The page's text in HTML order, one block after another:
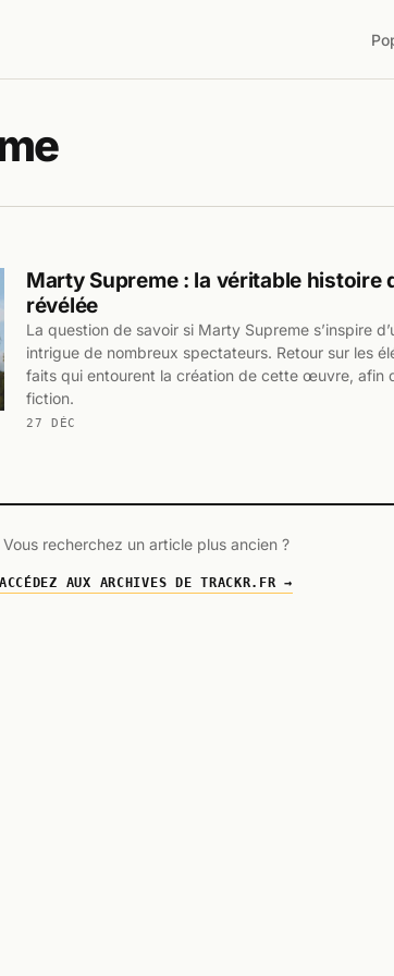
Marty Supreme : la véritable histoire
révélée
La question de savoir si Marty Supreme s’inspire
intrigue de nombreux spectateurs. Retour sur les
faits qui entourent la création de cette œuvre, afin
fiction.
27 DÉC
Vous recherchez un article plus ancien ?
ACCÉDEZ AUX ARCHIVES DE TRACKR.FR →